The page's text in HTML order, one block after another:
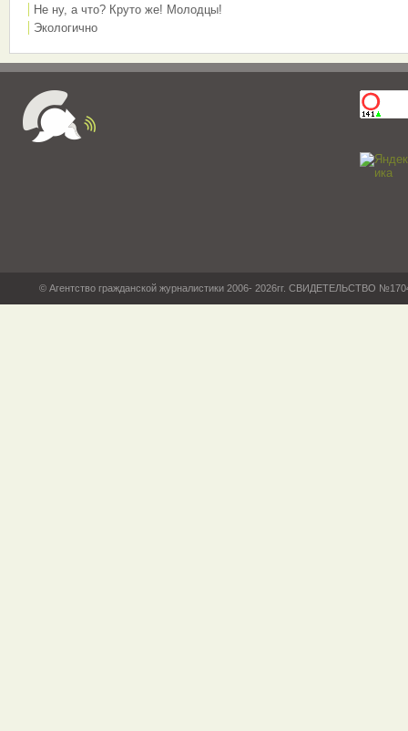
Не ну, а что? Круто же! Молодцы!
Экологично
© Агентство гражданской журналистики 2006- 2026гг. СВИДЕТЕЛЬСТВО